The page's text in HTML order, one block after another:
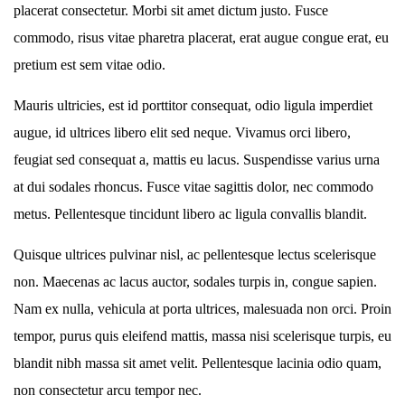
placerat consectetur. Morbi sit amet dictum justo. Fusce
commodo, risus vitae pharetra placerat, erat augue congue erat, eu
pretium est sem vitae odio.
Mauris ultricies, est id porttitor consequat, odio ligula imperdiet
augue, id ultrices libero elit sed neque. Vivamus orci libero,
feugiat sed consequat a, mattis eu lacus. Suspendisse varius urna
at dui sodales rhoncus. Fusce vitae sagittis dolor, nec commodo
metus. Pellentesque tincidunt libero ac ligula convallis blandit.
Quisque ultrices pulvinar nisl, ac pellentesque lectus scelerisque
non. Maecenas ac lacus auctor, sodales turpis in, congue sapien.
Nam ex nulla, vehicula at porta ultrices, malesuada non orci. Proin
tempor, purus quis eleifend mattis, massa nisi scelerisque turpis, eu
blandit nibh massa sit amet velit. Pellentesque lacinia odio quam,
non consectetur arcu tempor nec.